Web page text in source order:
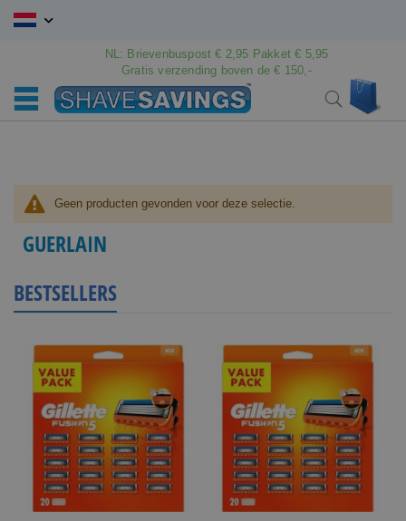
Ga
NL: Brievenbuspost € 2,95 Pakket € 5,95
Gratis verzending boven de € 150,-
Search
Geen producten gevonden voor deze selectie.
GUERLAIN
BESTSELLERS